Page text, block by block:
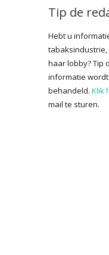
Tip de
Hebt u
haar lobby? Tip
informatie
behandeld.Klik
mail te sturen.